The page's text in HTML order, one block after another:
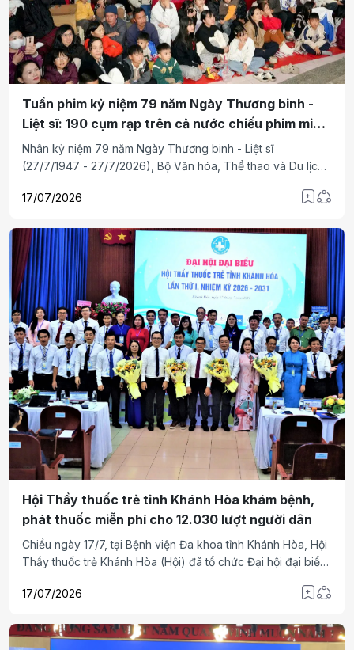
Tuần phim kỷ niệm 79 năm Ngày Thương binh -
Liệt sĩ: 190 cụm rạp trên cả nước chiếu phim miễn
phí phục vụ nhân dân
Nhân kỷ niệm 79 năm Ngày Thương binh - Liệt sĩ
(27/7/1947 - 27/7/2026), Bộ Văn hóa, Thể thao và Du lịch
đến 28/7/2026. Điểm nhấn của chương trình là hoạt động
truyền thống yêu nước và lan tỏa đạo lý "Uống nước nhớ
nguồn".
17/07/2026
Hội Thầy thuốc trẻ tỉnh Khánh Hòa khám bệnh,
phát thuốc miễn phí cho 12.030 lượt người dân
Chiều ngày 17/7, tại Bệnh viện Đa khoa tỉnh Khánh Hòa, Hội
Thầy thuốc trẻ Khánh Hòa (Hội) đã tổ chức Đại hội đại biểu,
2025, đề ra phương hướng hoạt động công tác Hội cho
17/07/2026